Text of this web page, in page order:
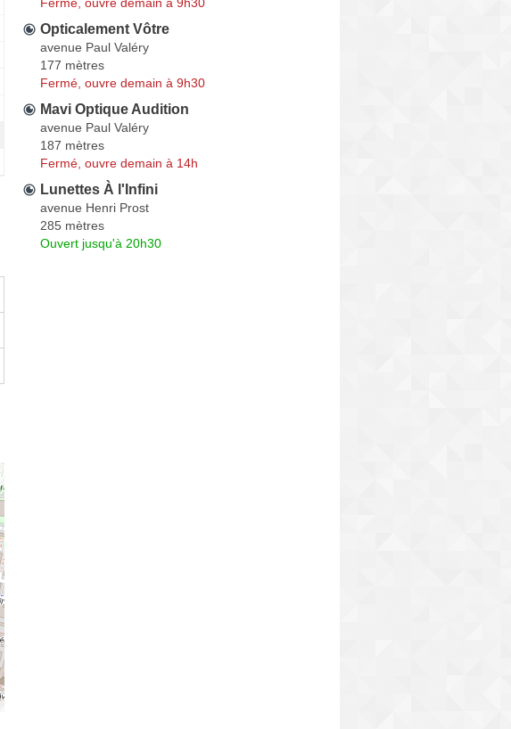
Opticalement Vôtre
avenue Paul Valéry
177 mètres
Fermé, ouvre demain à 9h30
Mavi Optique Audition
avenue Paul Valéry
187 mètres
Fermé, ouvre demain à 14h
Lunettes À l'Infini
avenue Henri Prost
285 mètres
Ouvert jusqu'à 20h30